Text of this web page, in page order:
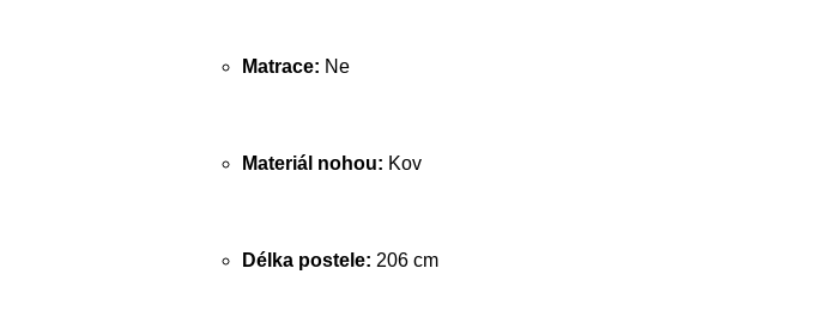
Matrace: Ne
Materiál nohou: Kov
Délka postele: 206 cm